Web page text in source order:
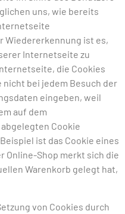
uns, wie bereits
Wiedererkennung ist es,
Internetseite zu
die Cookies
bei jedem Besuch der
eingeben, weil
auf dem
Cookie
ist das Cookie eines
Online-Shop merkt sich die
Warenkorb gelegt hat,
von Cookies durch